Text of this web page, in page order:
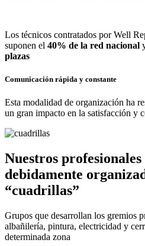
Los técnicos contratados por Well
suponen el 40% de la red nacional
plazas
Comunicación rápida y constante
Esta modalidad de organización ha
un gran impacto en la satisfacción y
Nuestros
debidamente
“cuadrillas”
Grupos que desarrollan los gremios
albañilería, pintura, electricidad y
determinada zona